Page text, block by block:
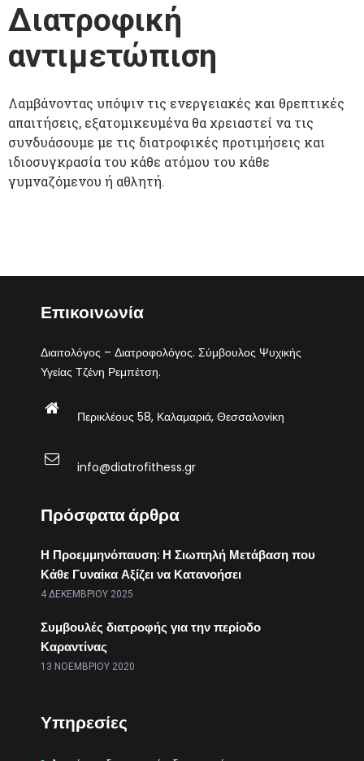
Διατροφική
αντιμετώπιση
Λαμβάνοντας υπόψιν τις ενεργειακές και θρεπτικές
απαιτήσεις, εξατομικευμένα θα χρειαστεί να τις
συνδυάσουμε με τις διατροφικές προτιμήσεις και
ιδιοσυγκρασία του κάθε ατόμου του κάθε
γυμναζόμενου ή αθλητή.
Επικοινωνία
Διαιτολόγος – Διατροφολόγος. Σύμβουλος Ψυχικής
Υγείας Τζένη Ρεμπέτση.
Περικλέους 58, Καλαμαριά, Θεσσαλονίκη
info@diatrofithess.gr
Πρόσφατα άρθρα
Η Προεμμηνόπαυση: Η Σιωπηλή Μετάβαση που
Κάθε Γυναίκα Αξίζει να Κατανοήσει
4 ΔΕΚΕΜΒΡΊΟΥ 2025
Συμβουλές διατροφής για την περίοδο
Καραντίνας
13 ΝΟΕΜΒΡΊΟΥ 2020
Υπηρεσίες